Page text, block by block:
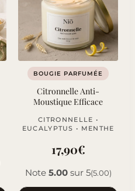
BOUGIE PARFUMÉE
Citronnelle Anti-
Moustique Efficace
CITRONNELLE •
EUCALYPTUS • MENTHE
17,90€
Note 5.00sur 5(5.00)